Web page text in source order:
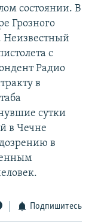
состоянии. В
Грозного
с
Радио
в
сутки
в Чечне
в
Подпишитесь